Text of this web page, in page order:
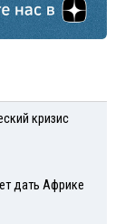
кризис
дать Африке